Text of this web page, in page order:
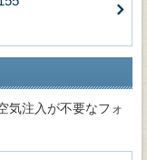
気注入が不要なフォ